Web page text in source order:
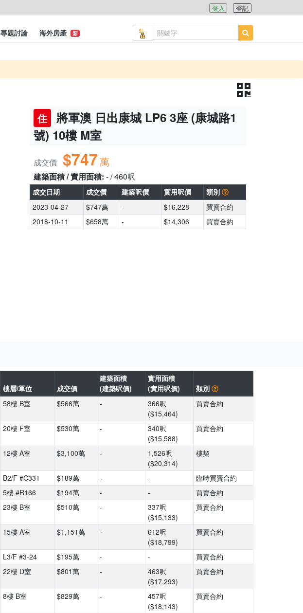
登入 登記
專題討論 海外房產 新
住
將軍澳 日出康城 LP6 3座 (康城路1
號) 10樓 M室
成交價 $747萬
建築面積 / 實用面積: - / 460呎
成交日期 成交價 建築呎價 實用呎價
類別
2023-04-27
$747萬 - $16,228
買賣合約
2018-10-11
$658萬 - $14,306 買賣合約
樓層/單位 成交價
建築面積
(建築呎價)
實用面積
(實用呎價)
類別
58樓 B室 $566萬 -
366呎
($15,464)
買賣合約
20樓 F室 $530萬 -
340呎
($15,588)
買賣合約
12樓 A室 $3,100萬 -
1,526呎
($20,314)
樓契
B2/F #C331 $189萬 - -
臨時買賣合約
5樓 #R166 $194萬 - -
買賣合約
23樓 B室 $510萬 -
337呎
($15,133)
買賣合約
15樓 A室 $1,151萬 -
612呎
($18,799)
買賣合約
L3/F #3-24 $195萬 - -
買賣合約
22樓 D室 $801萬 -
463呎
($17,293)
買賣合約
8樓 B室 $829萬 -
457呎
($18,143)
買賣合約